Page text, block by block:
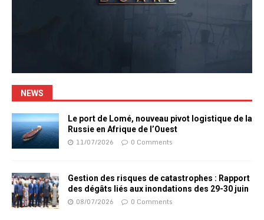
NEWS
Le port de Lomé, nouveau pivot logistique de la
Russie en Afrique de l’Ouest
11/07/2026 0 Comments
Gestion des risques de catastrophes : Rapport
des dégâts liés aux inondations des 29-30 juin
08/07/2026 0 Comments